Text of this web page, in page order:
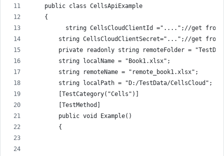
    public class CellsApiExample
    {
string CellsCloudClientId ="....";//get
string CellsCloudClientSecret="...";//get
private readonly string remoteFolder =
        string localName = "Book1.xlsx";
        string remoteName = "remote_book1.xlsx";
        string localPath = "D:/TestData/CellsCloud";
        [TestCategory("Cells")]
        [TestMethod]
        public void Example()
        {